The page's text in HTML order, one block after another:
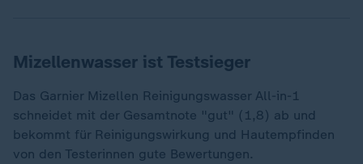
Mizellenwasser ist Testsieger
Das Garnier Mizellen Reinigungswasser All-in-1
schneidet mit der Gesamtnote "gut" (1,8) ab und
bekommt für Reinigungswirkung und Hautempfinden
von den Testerinnen gute Bewertungen.